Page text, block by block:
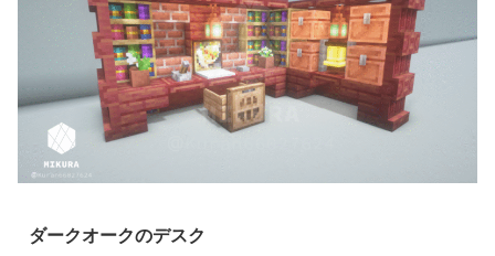
ダークオークのデスク